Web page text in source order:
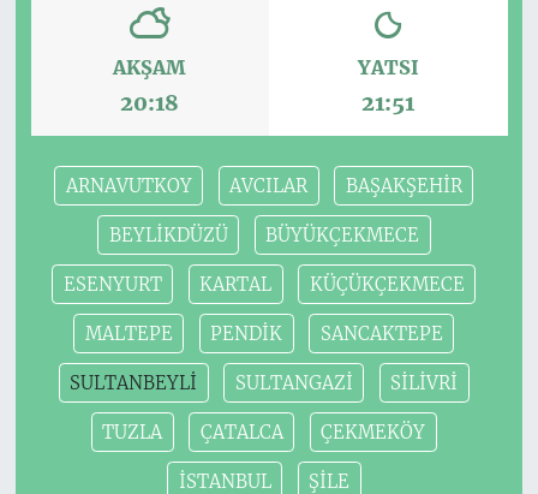
AKŞAM
20:18
YATSI
21:51
ARNAVUTKOY AVCILAR BAŞAKŞEHİR
BEYLİKDÜZÜ BÜYÜKÇEKMECE
ESENYURT KARTAL KÜÇÜKÇEKMECE
MALTEPE PENDİK SANCAKTEPE
SULTANBEYLİ SULTANGAZİ SİLİVRİ
TUZLA ÇATALCA ÇEKMEKÖY
İSTANBUL ŞİLE